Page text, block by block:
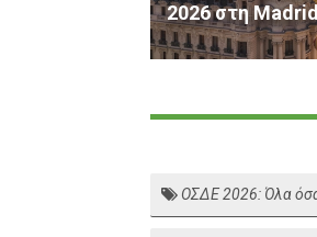
2026 στη
ΟΣΔΕ 2026: Όλα